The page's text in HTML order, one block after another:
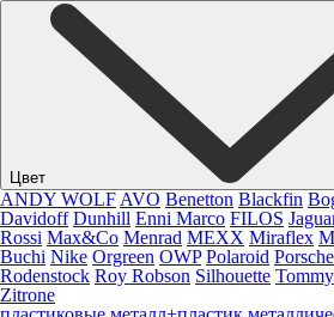
Цвет
ANDY WOLF AVO Benetton Blackfin
Davidoff Dunhill Enni Marco FILOS
Rossi Max&Co Menrad MEXX Miraflex
Buchi Nike Orgreen OWP Polaroid
Rodenstock Roy Robson Silhouette
Zitrone